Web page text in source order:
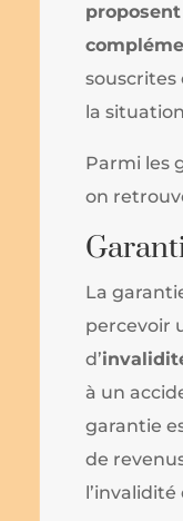
souscrites
la
Parmi les
on
La
percevoir
d’
à un
garantie
de